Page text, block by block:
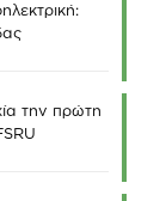
την πρώτη